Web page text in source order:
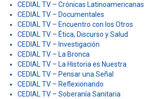
CEDIAL TV – Crónicas Latinoamericanas
CEDIAL TV – Documentales
CEDIAL TV – Encuentro con los Otros
CEDIAL TV – Ética, Discurso y Salud
CEDIAL TV – Investigación
CEDIAL TV – La Bronca
CEDIAL TV – La Historia es Nuestra
CEDIAL TV – Pensar una Señal
CEDIAL TV – Reflexionando
CEDIAL TV – Soberanía Sanitaria